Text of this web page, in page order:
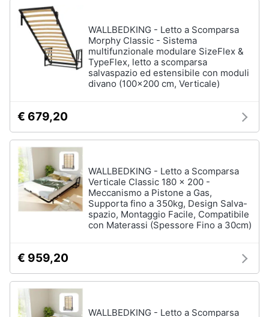
WALLBEDKING - Letto a Scomparsa
Morphy Classic - Sistema
multifunzionale modulare SizeFlex &
TypeFlex, letto a scomparsa
salvaspazio ed estensibile con moduli
divano (100x200 cm, Verticale)
€ 679,20
WALLBEDKING - Letto a Scomparsa
Verticale Classic 180 x 200 -
Meccanismo a Pistone a Gas,
Supporta fino a 350kg, Design Salva-
spazio, Montaggio Facile, Compatibile
con Materassi (Spessore Fino a 30cm)
€ 959,20
WALLBEDKING - Letto a Scomparsa